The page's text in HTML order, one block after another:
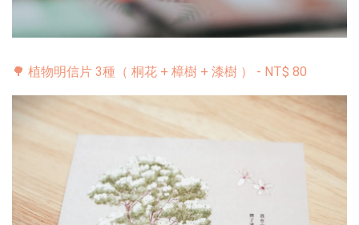
🌳 植物明信片 3種（ 桐花 + 樟樹 + 漆樹 ） - NT$ 80